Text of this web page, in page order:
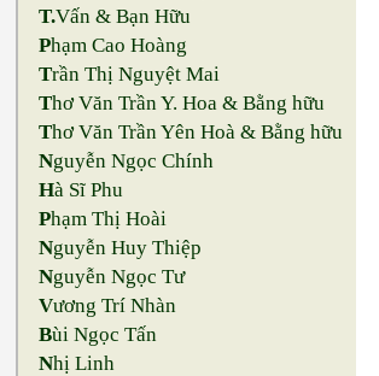
T.Vấn & Bạn Hữu
Phạm Cao Hoàng
Trần Thị Nguyệt Mai
Thơ Văn Trần Y. Hoa & Bằng hữu
Thơ Văn Trần Yên Hoà & Bằng hữu
Nguyễn Ngọc Chính
Hà Sĩ Phu
Phạm Thị Hoài
Nguyễn Huy Thiệp
Nguyễn Ngọc Tư
Vương Trí Nhàn
Bùi Ngọc Tấn
Nhị Linh